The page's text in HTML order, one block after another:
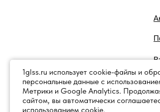
1glss.ru использует cookie-файлы и
персональные данные с
Метрики и Google Analytics.
сайтом, вы автоматически
использованием cookie.